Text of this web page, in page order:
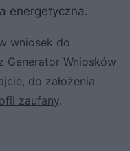
energetyczna.
wniosek do
Generator Wniosków
do założenia
zaufany.